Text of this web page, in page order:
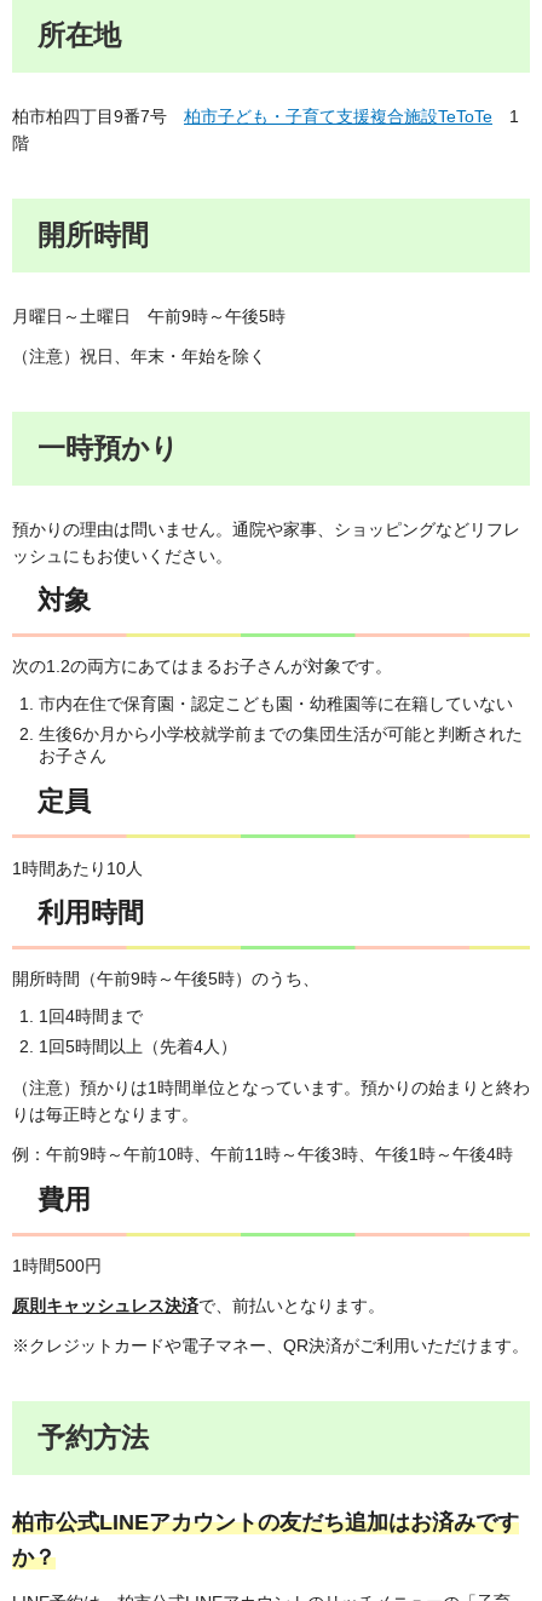
所在地
柏市柏四丁目9番7号 柏市子ども・子育て支援複合施設TeToTe 1
階
開所時間
月曜日～土曜日 午前9時～午後5時
（注意）祝日、年末・年始を除く
一時預かり
預かりの理由は問いません。通院や家事、ショッピングなどリフレ
ッシュにもお使いください。
対象
次の1.2の両方にあてはまるお子さんが対象です。
市内在住で保育園・認定こども園・幼稚園等に在籍していない
生後6か月から小学校就学前までの集団生活が可能と判断された
お子さん
定員
1時間あたり10人
利用時間
開所時間（午前9時～午後5時）のうち、
1回4時間まで
1回5時間以上（先着4人）
（注意）預かりは1時間単位となっています。預かりの始まりと終わ
りは毎正時となります。
例：午前9時～午前10時、午前11時～午後3時、午後1時～午後4時
費用
1時間500円
原則キャッシュレス決済で、前払いとなります。
※クレジットカードや電子マネー、QR決済がご利用いただけます。
予約方法
柏市公式LINEアカウントの友だち追加はお済みです
か？